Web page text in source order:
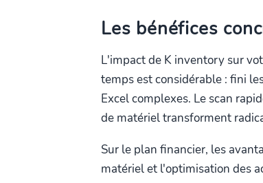
Les bénéfices
L'impact de K inventory sur
temps est considérable : fini
Excel complexes. Le scan
de matériel transforment
Sur le plan financier, les
matériel et l'optimisation des